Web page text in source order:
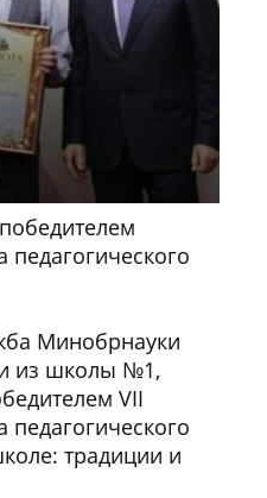
педагогического
Минобрнауки
из школы №1,
VII
педагогического
традиции и